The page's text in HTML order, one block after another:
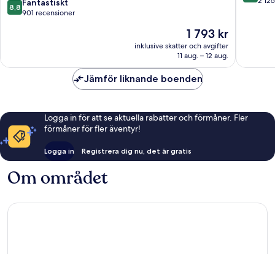
Queens
av
8,8 Fantastiskt
901 recensioner
Priset
är
1 793 kr
1 793 kr
inklusive skatter och avgifter
11 aug. – 12 aug.
Jämför liknande boenden
Logga in för att se aktuella rabatter och förmåner. Fler
förmåner för fler äventyr!
Logga in Registrera dig nu, det är gratis
Om området